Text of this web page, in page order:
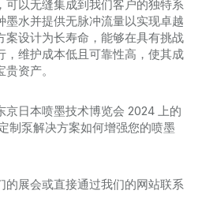
可以无缝集成到我们客户的独特系
墨水并提供无脉冲流量以实现卓越
案设计为长寿命，能够在具有挑战
，维护成本低且可靠性高，使其成
资产。
京日本喷墨技术博览会 2024 上的
制泵解决方案如何增强您的喷墨
的展会或直接通过我们的网站联系